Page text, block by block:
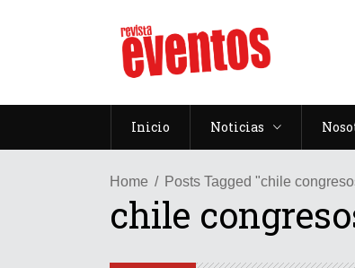
Inicio Noticias
Home Posts Tagged "chile
chile